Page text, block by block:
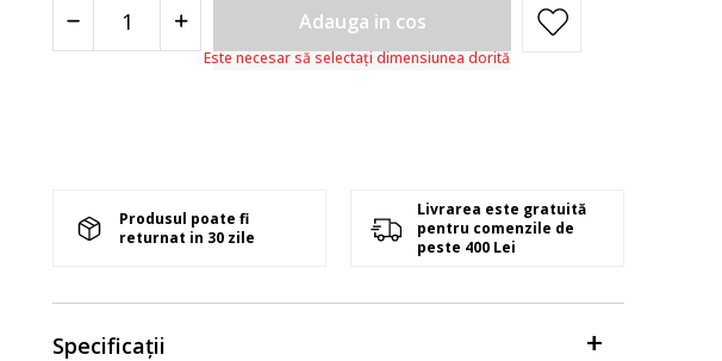
Adauga in cos
Este necesar să selectați dimensiunea dorită
Produsul poate fi
returnat in 30 zile
Livrarea este gratuită
pentru comenzile de
peste 400 Lei
Specificații